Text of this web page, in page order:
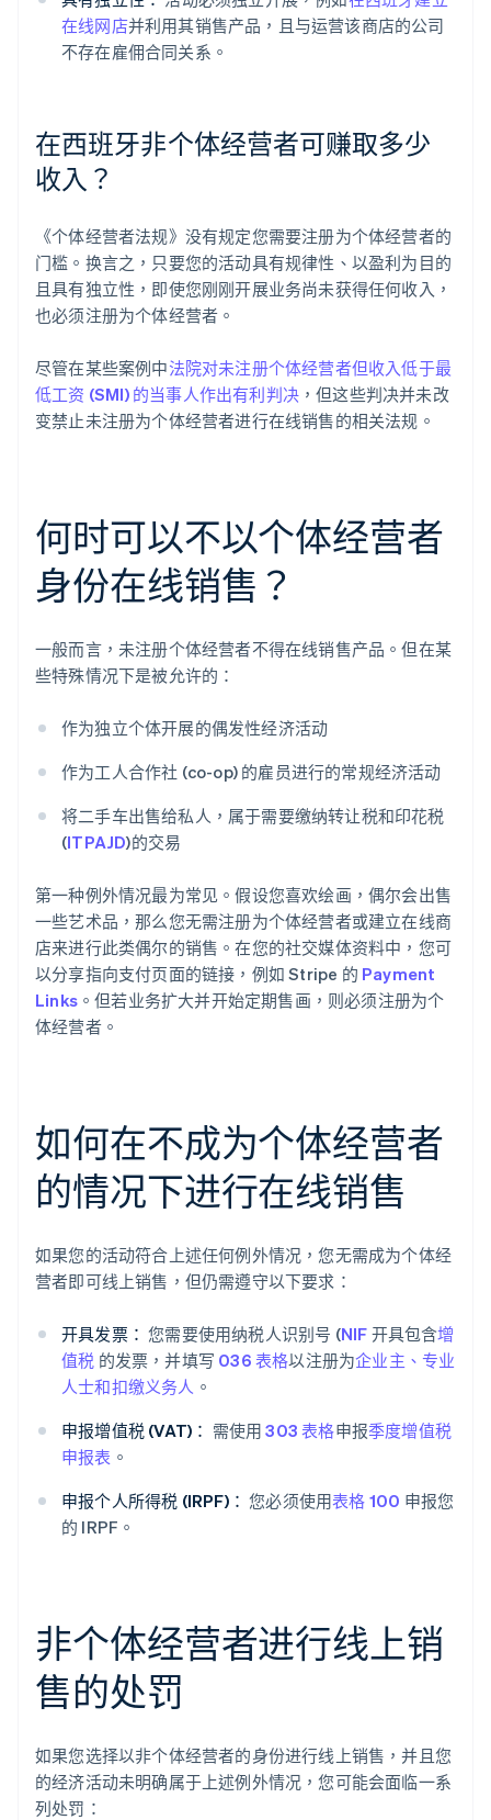
在线网店并利用其销售产品，且与运营该商店的公司
不存在雇佣合同关系。
在西班牙非个体经营者可赚取多少
收入？
《个体经营者法规》没有规定您需要注册为个体经营者的
门槛。换言之，只要您的活动具有规律性、以盈利为目的
且具有独立性，即使您刚刚开展业务尚未获得任何收入，
也必须注册为个体经营者。
尽管在某些案例中法院对未注册个体经营者但收入低于最
低工资 (SMI) 的当事人作出有利判决 ，但这些判决并未改
变禁止未注册为个体经营者进行在线销售的相关法规。
何时可以不以个体经营者
身份在线销售？
一般而言，未注册个体经营者不得在线销售产品。但在某
些特殊情况下是被允许的：
作为独立个体开展的偶发性经济活动
作为工人合作社 (co-op) 的雇员进行的常规经济活动
将二手车出售给私人，属于需要缴纳转让税和印花税
(ITPAJD)的交易
第一种例外情况最为常见。假设您喜欢绘画，偶尔会出售
一些艺术品，那么您无需注册为个体经营者或建立在线商
店来进行此类偶尔的销售。在您的社交媒体资料中，您可
以分享指向支付页面的链接，例如 Stripe 的 Payment
Links 。但若业务扩大并开始定期售画，则必须注册为个
体经营者。
如何在不成为个体经营者
的情况下进行在线销售
如果您的活动符合上述任何例外情况，您无需成为个体经
营者即可线上销售，但仍需遵守以下要求：
开具发票： 您需要使用纳税人识别号 (NIF 开具包含增
值税 的发票，并填写 036 表格以注册为企业主、专业
人士和扣缴义务人 。
申报增值税 (VAT)： 需使用303 表格申报季度增值税
申报表 。
申报个人所得税 (IRPF)： 您必须使用表格 100 申报您
的 IRPF。
非个体经营者进行线上销
售的处罚
如果您选择以非个体经营者的身份进行线上销售，并且您
的经济活动未明确属于上述例外情况，您可能会面临一系
列处罚：